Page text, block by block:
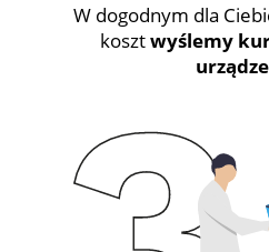
W dogodnym dla
kosztwyślemy